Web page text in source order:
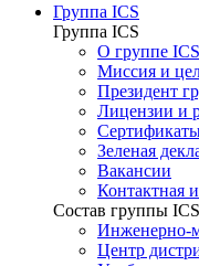
Группа ICS
Группа ICS
О группе ICS
Миссия и
Президент
Лицензии и
Зеленая
Вакансии
Контактная
Состав группы ICS
Инженерно-
Центр